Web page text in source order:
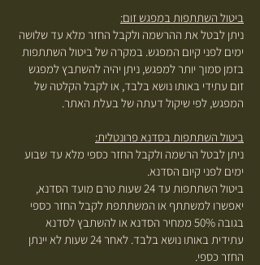
ביטול השתתפות במפגש זום:
ניתן לבטל את ההרשמה ולקבל החזר מלא עד שלושה
ימים לפני קיום המפגש. במקרה של ביטול השתתפות
בזמן סמוך יותר למפגש, ניתן יהיה להשתבץ למפגש
זום עתידי באותו נושא בלבד, או לקבל הקלטה של
המפגש, לפי שיקול דעתה של בעלת האתר.
ביטול השתתפות בסדנא פרונטלית:
ניתן לבטל הרשמה ולקבל החזר כספי מלא עד שבוע
ימים לפני קיום הסדנא.
ביטול השתתפות עד 24 שעות טרם מועד הסדנא,
יאפשרו למשתתף או המשתתפת לקבל החזר כספי
בגובה 50% ממחיר הסדנא או להשתבץ לסדנא
עתידית באותו נושא בלבד. לאחר 24 שעות לא יינתן
החזר כספי.